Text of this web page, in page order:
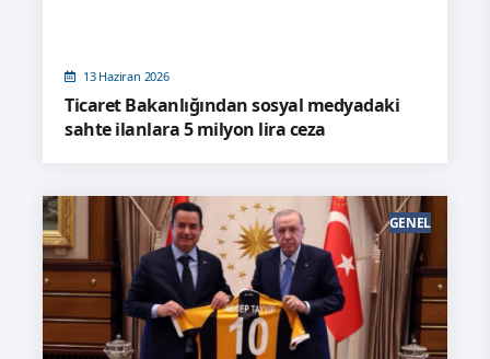
13 Haziran 2026
Ticaret Bakanlığından sosyal medyadaki
sahte ilanlara 5 milyon lira ceza
GENEL